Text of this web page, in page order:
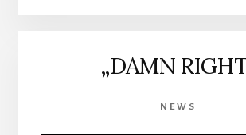
„DAMN
NEWS